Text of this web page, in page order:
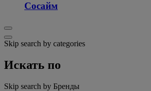
Сосайм
Skip search by categories
Искать по
Skip search by Бренды